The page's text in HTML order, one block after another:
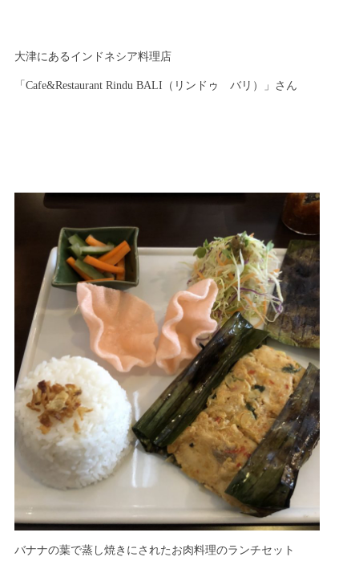
大津にあるインドネシア料理店
「Cafe&Restaurant Rindu BALI（リンドゥ バリ）」さん
バナナの葉で蒸し焼きにされたお肉料理のランチセット